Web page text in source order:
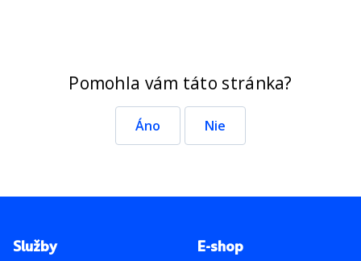
Pomohla vám táto stránka?
Áno Nie
Pätička stránky
Služby E-shop